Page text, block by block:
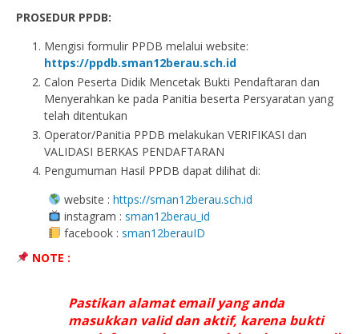
PROSEDUR PPDB:
Mengisi formulir PPDB melalui website:
https://ppdb.sman12berau.sch.id
Calon Peserta Didik Mencetak Bukti Pendaftaran dan
Menyerahkan ke pada Panitia beserta Persyaratan yang
telah ditentukan
Operator/Panitia PPDB melakukan VERIFIKASI dan
VALIDASI BERKAS PENDAFTARAN
Pengumuman Hasil PPDB dapat dilihat di:
website : https://sman12berau.sch.id
instagram : sman12berau_id
facebook : sman12berauID
NOTE :
Pastikan alamat email yang anda
masukkan valid dan aktif, karena bukti